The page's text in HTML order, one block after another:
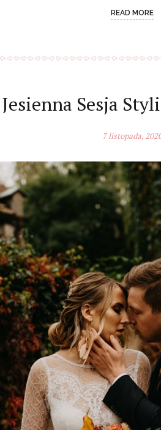
READ MORE
Sesja
7 listopada,